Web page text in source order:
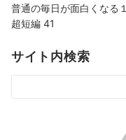
普通の毎日が面白くなる
超短編 41
サイト内検索